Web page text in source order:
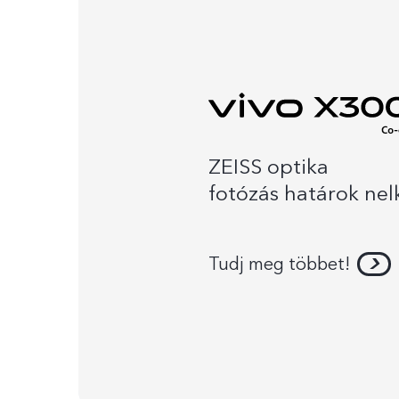
ZEISS optika
fotózás határok
Tudj meg többet!